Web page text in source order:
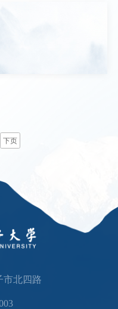
下页
市北四路